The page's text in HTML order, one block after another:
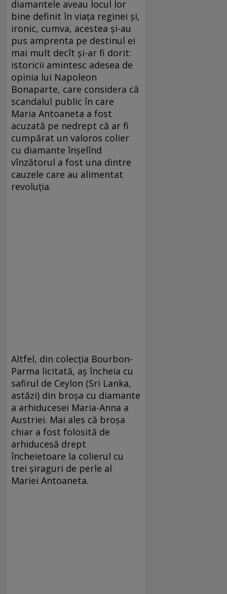
diamantele aveau locul lor
bine definit în viața reginei și,
ironic, cumva, acestea și-au
pus amprenta pe destinul ei
mai mult decît și-ar fi dorit:
istoricii amintesc adesea de
opinia lui Napoleon
Bonaparte, care considera că
scandalul public în care
Maria Antoaneta a fost
acuzată pe nedrept că ar fi
cumpărat un valoros colier
cu diamante înșelînd
vînzătorul a fost una dintre
cauzele care au alimentat
revoluția.
Altfel, din colecția Bourbon-
Parma licitată, aș încheia cu
safirul de Ceylon (Sri Lanka,
astăzi) din broșa cu diamante
a arhiducesei Maria-Anna a
Austriei. Mai ales că broșa
chiar a fost folosită de
arhiducesă drept
încheietoare la colierul cu
trei șiraguri de perle al
Mariei Antoaneta.